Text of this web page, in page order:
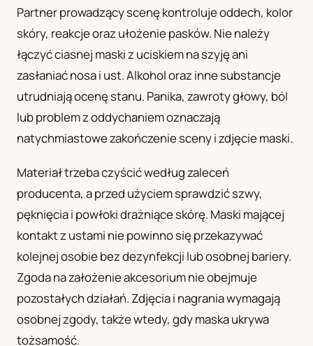
Partner prowadzący scenę kontroluje oddech, kolor
skóry, reakcje oraz ułożenie pasków. Nie należy
łączyć ciasnej maski z uciskiem na szyję ani
zasłaniać nosa i ust. Alkohol oraz inne substancje
utrudniają ocenę stanu. Panika, zawroty głowy, ból
lub problem z oddychaniem oznaczają
natychmiastowe zakończenie sceny i zdjęcie maski.
Materiał trzeba czyścić według zaleceń
producenta, a przed użyciem sprawdzić szwy,
pęknięcia i powłoki drażniące skórę. Maski mającej
kontakt z ustami nie powinno się przekazywać
kolejnej osobie bez dezynfekcji lub osobnej bariery.
Zgoda na założenie akcesorium nie obejmuje
pozostałych działań. Zdjęcia i nagrania wymagają
osobnej zgody, także wtedy, gdy maska ukrywa
tożsamość.